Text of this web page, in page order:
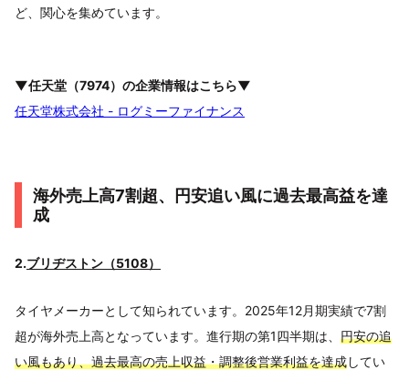
ど、関心を集めています。
▼任天堂（7974）の企業情報はこちら▼
任天堂株式会社 - ログミーファイナンス
海外売上高7割超、円安追い風に過去最高益を達
成
2.ブリヂストン（5108）
タイヤメーカーとして知られています。2025年12月期実績で7割
超が海外売上高となっています。進行期の第1四半期は、 円安の追
い風もあり、過去最高の売上収益・調整後営業利益を達成してい